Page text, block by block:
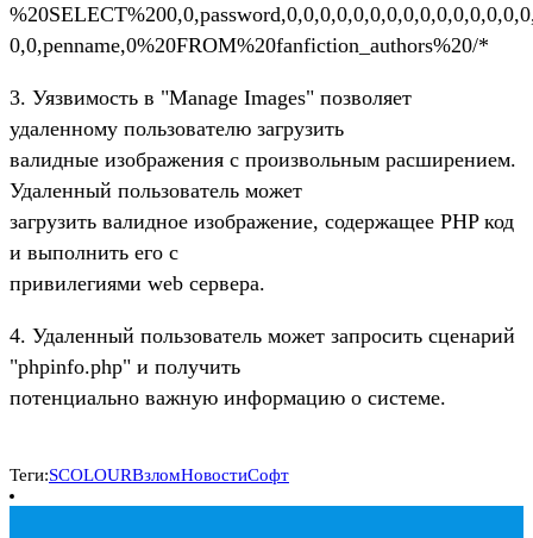
0,0,penname,0%20FROM%20fanfiction_authors%20/*
3. Уязвимость в "Manage Images" позволяет
удаленному пользователю загрузить
валидные изображения с произвольным расширением.
Удаленный пользователь может
загрузить валидное изображение, содержащее PHP код
и выполнить его с
привилегиями web сервера.
4. Удаленный пользователь может запросить сценарий
"phpinfo.php" и получить
потенциально важную информацию о системе.
Теги:SCOLOURВзломНовостиСофт